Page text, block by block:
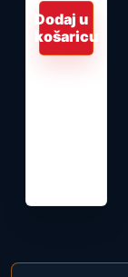
Dodaj u
košaricu